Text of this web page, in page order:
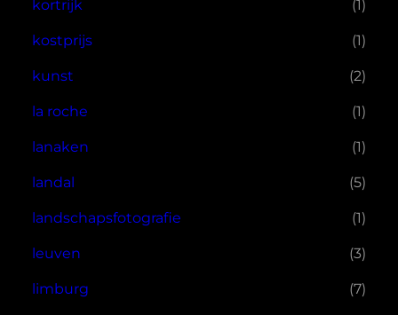
kortrijk (1)
kostprijs (1)
kunst (2)
la roche (1)
lanaken (1)
landal (5)
landschapsfotografie (1)
leuven (3)
limburg (7)